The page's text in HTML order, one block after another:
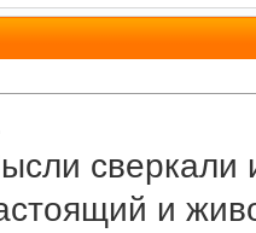
сверкали
и